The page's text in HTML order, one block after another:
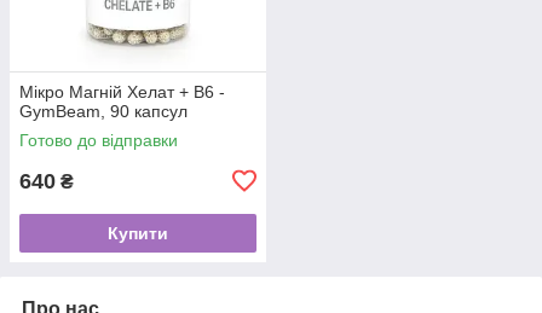
Мікро Магній Хелат + В6 -
GymBeam, 90 капсул
Готово до відправки
640 ₴
Купити
Про нас